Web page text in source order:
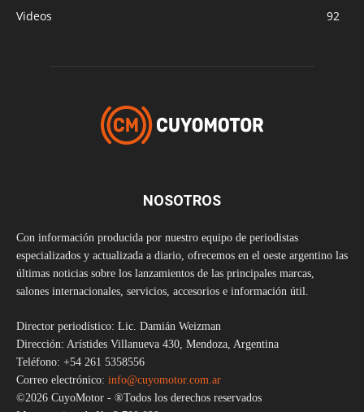
Videos
92
NOSOTROS
Con información producida por nuestro equipo de periodistas
especializados y actualizada a diario, ofrecemos en el oeste argentino las
últimas noticias sobre los lanzamientos de las principales marcas,
salones internacionales, servicios, accesorios e información útil.
Director periodístico: Lic. Damián Weizman
Dirección: Arístides Villanueva 430, Mendoza, Argentina
Teléfono: +54 261 5358556
Correo electrónico: info@cuyomotor.com.ar
©2026 CuyoMotor - ®Todos los derechos reservados